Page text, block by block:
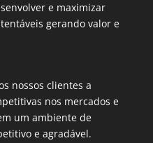
e maximizar
gerando valor e
nossos clientes a
nos mercados e
um ambiente de
e agradável.